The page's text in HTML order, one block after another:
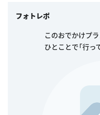
フォトレポ
このおでかけプ
ひとことで「行っ